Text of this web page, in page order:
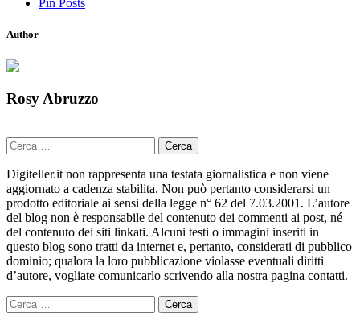
Pin Posts
Author
Rosy Abruzzo
Ricerca
per:
Digiteller.it non rappresenta una testata giornalistica e non viene
aggiornato a cadenza stabilita. Non può pertanto considerarsi un
prodotto editoriale ai sensi della legge n° 62 del 7.03.2001. L’autore
del blog non è responsabile del contenuto dei commenti ai post, né
del contenuto dei siti linkati. Alcuni testi o immagini inseriti in
questo blog sono tratti da internet e, pertanto, considerati di pubblico
dominio; qualora la loro pubblicazione violasse eventuali diritti
d’autore, vogliate comunicarlo scrivendo alla nostra pagina contatti.
Ricerca
per: